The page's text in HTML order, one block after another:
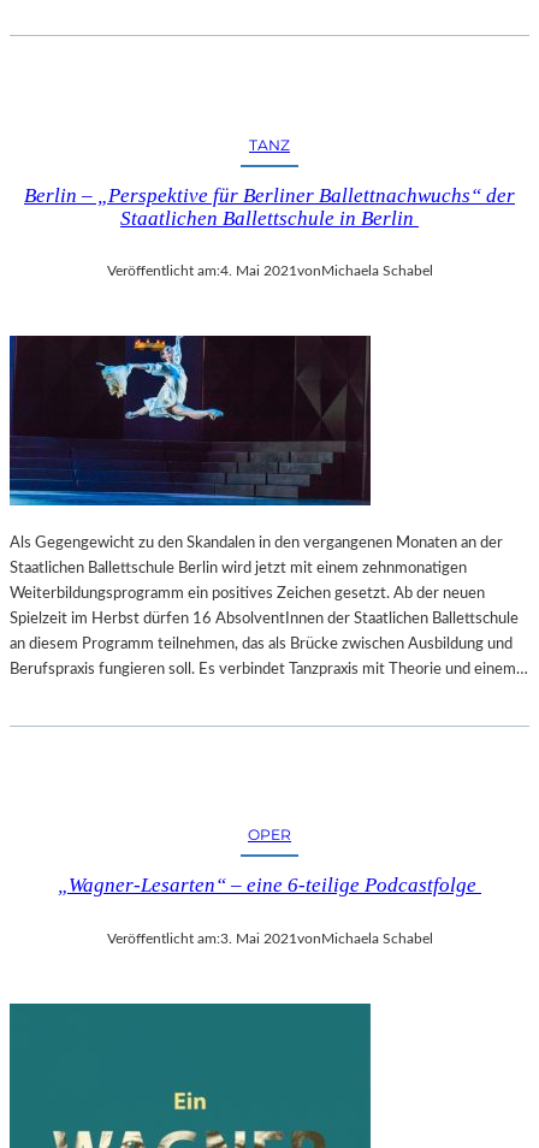
TANZ
Berlin – „Perspektive für Berliner Ballettnachwuchs“ der
Staatlichen Ballettschule in Berlin
Veröffentlicht am:4. Mai 2021 von Michaela Schabel
Als Gegengewicht zu den Skandalen in den vergangenen Monaten an der
Staatlichen Ballettschule Berlin wird jetzt mit einem zehnmonatigen
Weiterbildungsprogramm ein positives Zeichen gesetzt. Ab der neuen
Spielzeit im Herbst dürfen 16 AbsolventInnen der Staatlichen Ballettschule
an diesem Programm teilnehmen, das als Brücke zwischen Ausbildung und
Berufspraxis fungieren soll. Es verbindet Tanzpraxis mit Theorie und einem…
OPER
„Wagner-Lesarten“ – eine 6-teilige Podcastfolge
Veröffentlicht am:3. Mai 2021vonMichaela Schabel